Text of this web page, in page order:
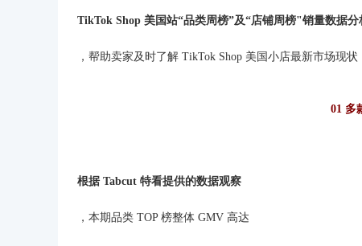
TikTok Shop 美国站“品类周榜”及“店铺周榜"销量数据分
，帮助卖家及时了解 TikTok Shop 美国小店最新市场现状
01 多
根据 Tabcut 特看提供的数据观察
，本期品类 TOP 榜整体 GMV 高达